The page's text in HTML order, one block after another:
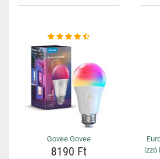
Govee Govee
8190 Ft
izzó